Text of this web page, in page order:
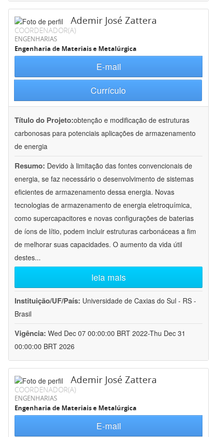
Ademir José Zattera
COORDENADOR(A)
ENGENHARIAS
Engenharia de Materiais e Metalúrgica
E-mail
Currículo
Título do Projeto:obtenção e modificação de estruturas
carbonosas para potenciais aplicações de armazenamento
de energia
Resumo: Devido à limitação das fontes convencionais de
energia, se faz necessário o desenvolvimento de sistemas
eficientes de armazenamento dessa energia. Novas
tecnologias de armazenamento de energia eletroquímica,
como supercapacitores e novas configurações de baterias
de íons de lítio, podem incluir estruturas carbonáceas a fim
de melhorar suas capacidades. O aumento da vida útil
destes...
leia mais
Instituição/UF/País: Universidade de Caxias do Sul - RS -
Brasil
Vigência: Wed Dec 07 00:00:00 BRT 2022-Thu Dec 31
00:00:00 BRT 2026
Ademir José Zattera
COORDENADOR(A)
ENGENHARIAS
Engenharia de Materiais e Metalúrgica
E-mail